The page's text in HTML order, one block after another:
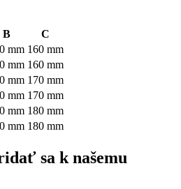
B
C
mm 160 mm
mm 160 mm
mm 170 mm
mm 170 mm
mm 180 mm
mm 180 mm
sa k našemu